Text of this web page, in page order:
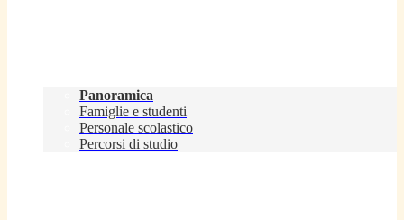
Panoramica
Famiglie e studenti
Personale scolastico
Percorsi di studio